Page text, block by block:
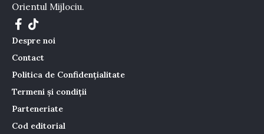
Orientul Mijlociu.
Despre noi
Contact
Politica de Confidențialitate
Termeni și condiții
Parteneriate
Cod editorial